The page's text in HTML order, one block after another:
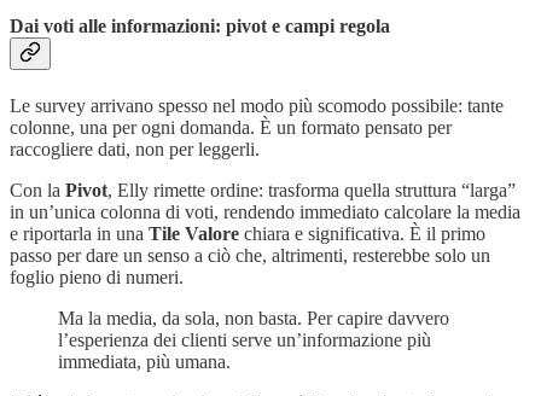
Dai voti alle informazioni: pivot e campi regola
Le survey arrivano spesso nel modo più scomodo possibile: tante
colonne, una per ogni domanda. È un formato pensato per
raccogliere dati, non per leggerli.
Con la Pivot, Elly rimette ordine: trasforma quella struttura “larga”
in un’unica colonna di voti, rendendo immediato calcolare la media
e riportarla in una Tile Valore chiara e significativa. È il primo
passo per dare un senso a ciò che, altrimenti, resterebbe solo un
foglio pieno di numeri.
Ma la media, da sola, non basta. Per capire davvero
l’esperienza dei clienti serve un’informazione più
immediata, più umana.